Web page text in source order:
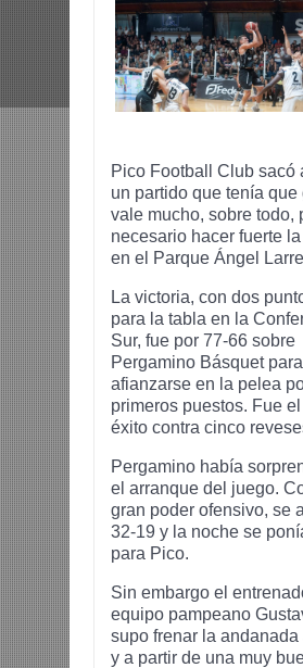
Pico Football Club sacó
un partido que tenía que
vale mucho, sobre todo,
necesario hacer fuerte
en el Parque Ángel
La victoria, con dos
para la tabla en la
Sur, fue por 77-66 sobre
Pergamino Básquet para
afianzarse en la pelea
primeros puestos. Fue
éxito contra cinco
Pergamino había
el arranque del juego.
gran poder ofensivo, se
32-19 y la noche se
para Pico.
Sin embargo el
equipo pampeano
supo frenar la andanada
y a partir de una muy